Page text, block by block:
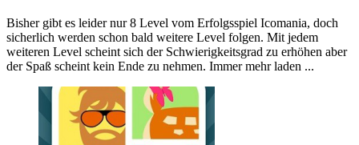
Bisher gibt es leider nur 8 Level vom Erfolgsspiel Icomania, doch
sicherlich werden schon bald weitere Level folgen. Mit jedem
weiteren Level scheint sich der Schwierigkeitsgrad zu erhöhen aber
der Spaß scheint kein Ende zu nehmen. Immer mehr laden ...